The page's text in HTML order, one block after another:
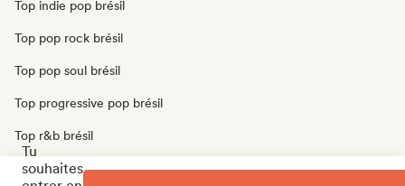
Top indie pop brésil
Top pop rock brésil
Top pop soul brésil
Top progressive pop brésil
Top r&b brésil
Top soul brésil
Tu
souhaites